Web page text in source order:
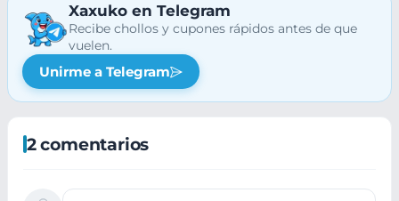
Xaxuko en Telegram
Recibe chollos y cupones rápidos antes de que
vuelen.
Unirme a Telegram
2 comentarios